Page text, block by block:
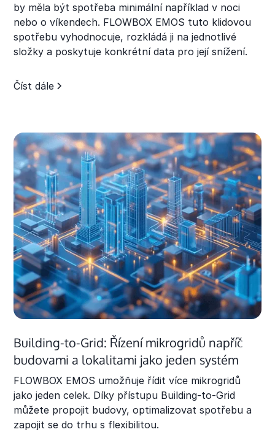
by měla být spotřeba minimální například v noci
nebo o víkendech. FLOWBOX EMOS tuto klidovou
spotřebu vyhodnocuje, rozkládá ji na jednotlivé
složky a poskytuje konkrétní data pro její snížení.
Číst dále
Building-to-Grid: Řízení mikrogridů napříč
budovami a lokalitami jako jeden systém
FLOWBOX EMOS umožňuje řídit více mikrogridů
jako jeden celek. Díky přístupu Building-to-Grid
můžete propojit budovy, optimalizovat spotřebu a
zapojit se do trhu s flexibilitou.